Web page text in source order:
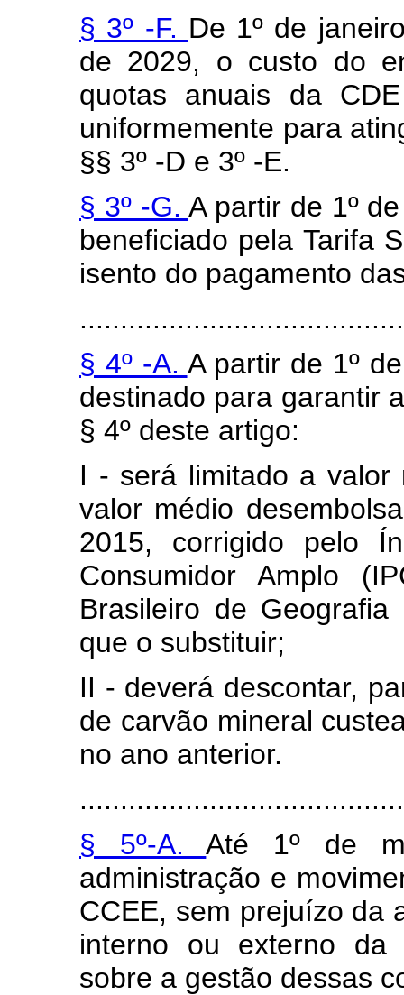
§ 3º -F. De 1º de
de 2029, o custo do
quotas anuais da
uniformemente para
§§ 3º -D e 3º -E.
§ 3º -G. A partir de 1º
beneficiado pela Tarifa
isento do pagamento
§ 4º -A. A partir de 1º
destinado para garantir
§ 4º deste artigo:
I - será limitado a valor
valor médio
2015, corrigido pelo
Consumidor Amplo
Brasileiro de
que o substituir;
II - deverá descontar,
de carvão mineral
no ano anterior.
§ 5º-A.Até 1º de
administração e
CCEE, sem prejuízo da
interno ou externo da
sobre a gestão dessas